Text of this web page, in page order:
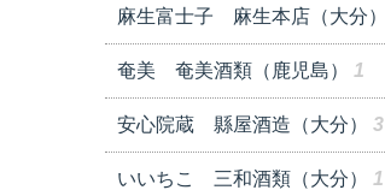
麻生富士子 麻生本店（大分）
奄美 奄美酒類（鹿児島） 1
安心院蔵 縣屋酒造（大分） 3
いいちこ 三和酒類（大分） 1